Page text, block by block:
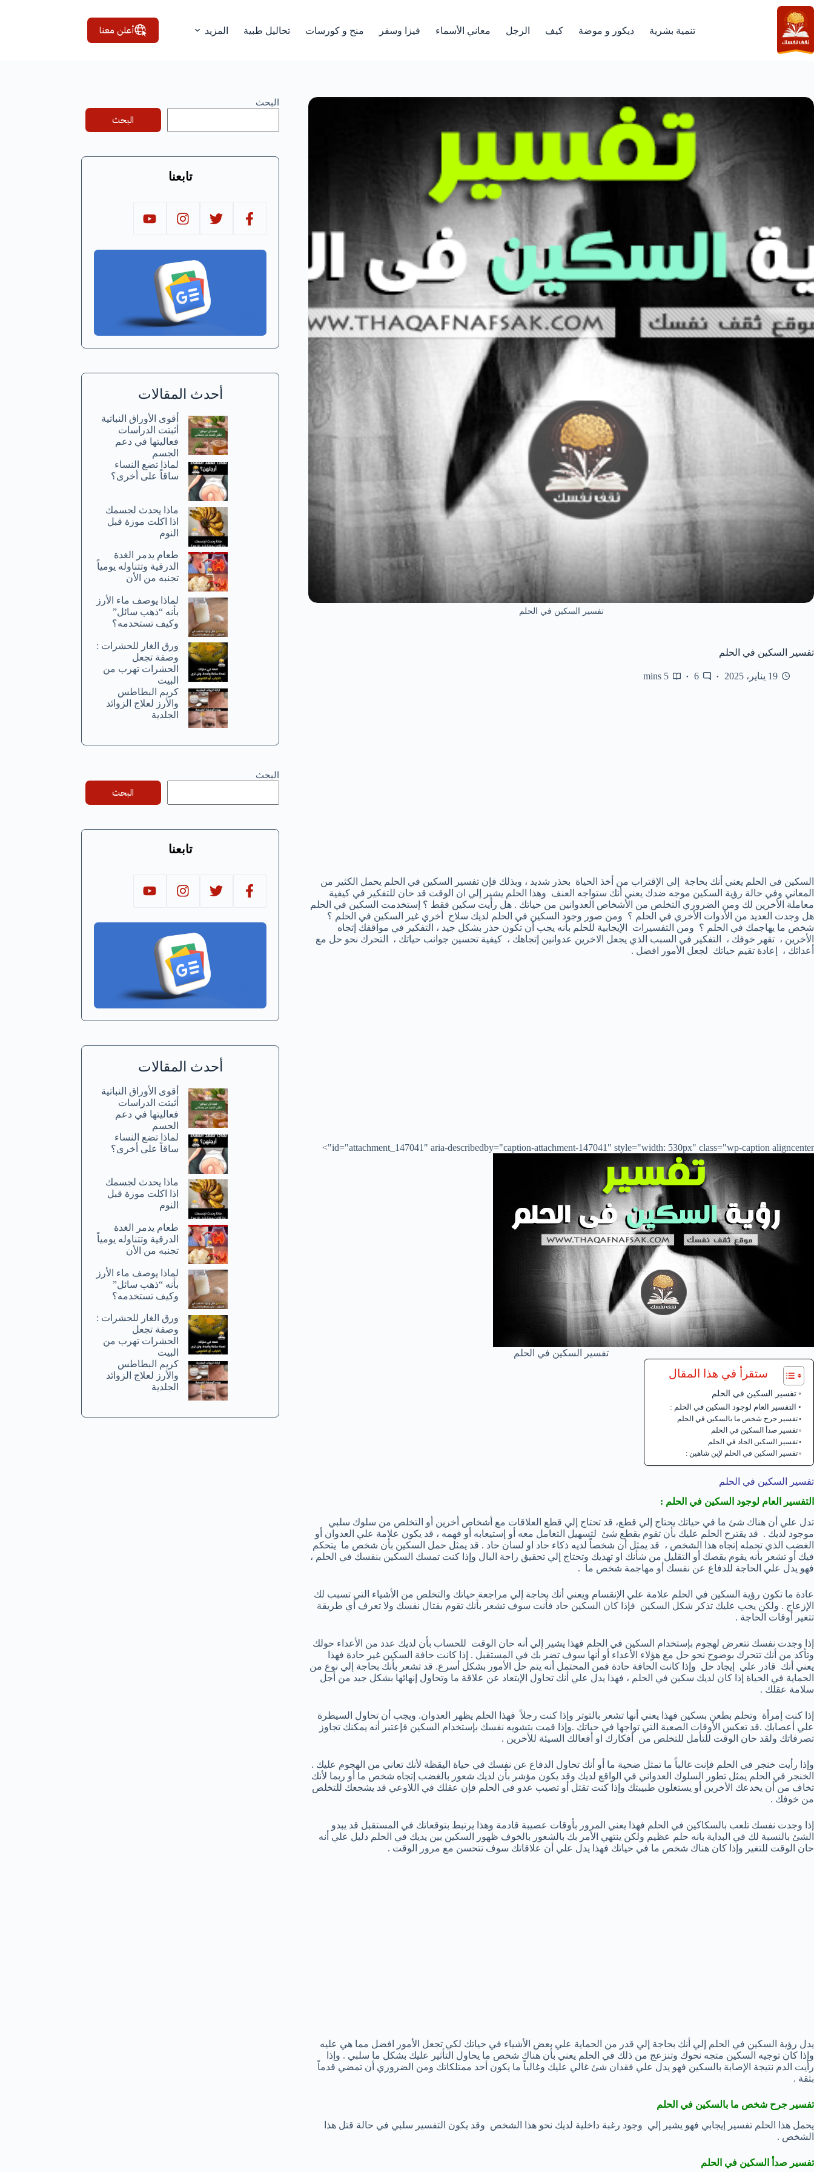
التجاوز
إلى
المحتوى
تنمية بشرية ديكور و موضة كيف الرجل معاني الأسماء فيزا وسفر منح و كورسات تحاليل طبية المزيد أعلن معنا
تفسير السكين في الحلم
تفسير السكين في الحلم
19 يناير، 2025 6
5 mins
السكين في الحلم يعني أنك بحاجة إلي الإقتراب من أخذ الحياة بحذر شديد ، وبذلك فإن تفسير السكين في الحلم يحمل الكثير من
المعاني وفي حالة رؤية السكين موجه ضدك يعني أنك ستواجه العنف وهذا الحلم يشير إلي ان الوقت قد حان للتفكير في كيفية
معاملة الأخرين لك ومن الضروري التخلص من الأشخاص العدوانين من حياتك . هل رأيت سكين فقط ؟ إستخدمت السكين في الحلم
هل وجدت العديد من الأدوات الأخري في الحلم ؟ ومن صور وجود السكين في الحلم لديك سلاح أخري غير السكين في الحلم ؟
شخص ما يهاجمك في الحلم ؟ ومن التفسيرات الإيجابية للحلم بأنه يجب أن تكون حذر بشكل جيد ، التفكير في مواقفك إتجاه
الأخرين ، تقهر خوفك ، التفكير في السبب الذي يجعل الاخرين عدوانين إتجاهك ، كيفية تحسين جوانب حياتك ، التحرك نحو حل مع
أعدائك ، إعادة تقيم حياتك لجعل الأمور افضل .
id="attachment_147041" aria-describedby="caption-attachment-147041" style="width: 530px" class="wp-caption aligncenter">
تفسير السكين في الحلم
ستقرأ في هذا المقال
تفسير السكين في الحلم
التفسير العام لوجود السكين في الحلم :
تفسير جرح شخص ما بالسكين في الحلم
تفسير صدأ السكين في الحلم
تفسير السكين الحاد في الحلم
تفسير السكين في الحلم لإبن شاهين :
تفسير السكين في الحلم
التفسير العام لوجود السكين في الحلم :
تدل علي أن هناك شئ ما في حياتك يحتاج إلي قطع، قد تحتاج إلي قطع العلاقات مع أشخاص أخرين أو التخلص من سلوك سلبي
موجود لديك . قد يقترح الحلم عليك بأن تقوم بقطع شئ لتسهيل التعامل معه أو إستيعابه أو فهمه ، قد يكون علامة علي العدوان أو
الغضب الذي تحمله إتجاه هذا الشخص ، قد يمثل أن شخصاً لديه ذكاء حاد او لسان حاد . قد يمثل حمل السكين بأن شخص ما يتحكم
فيك أو تشعر بأنه يقوم بقصك أو التقليل من شأنك او تهديك وتحتاج إلي تحقيق راحة البال وإذا كنت تمسك السكين بنفسك في الحلم ،
فهو يدل علي الحاجة للدفاع عن نفسك أو مهاجمة شخص ما .
عادة ما تكون رؤية السكين في الحلم علامة علي الإنقسام ويعني أنك بحاجة إلي مراجعة حياتك والتخلص من الأشياء التي تسبب لك
الإزعاج . ولكن يجب عليك تذكر شكل السكين فإذا كان السكين حاد فأنت سوف تشعر بأنك تقوم بقتال نفسك ولا تعرف أي طريقة
تتغير أوقات الحاجة .
إذا وجدت نفسك تتعرض لهجوم بإستخدام السكين في الحلم فهذا يشير إلي أنه حان الوقت للحساب بأن لديك عدد من الأعداء حولك
وتأكد من أنك تتحرك بوضوح نحو حل مع هؤلاء الأعداء أو أنها سوف تضر بك في المستقبل . إذا كانت حافة السكين غير حادة فهذا
يعني أنك قادر علي إيجاد حل وإذا كانت الحافة حادة فمن المحتمل أنه يتم حل الأمور بشكل أسرع. قد تشعر بأنك بحاجة إلي نوع من
الحماية في الحياة إذا كان لديك سكين في الحلم ، فهذا يدل علي أنك تحاول الإبتعاد عن علاقة ما وتحاول إنهائها بشكل جيد من أجل
سلامة عقلك .
إذا كنت إمرأة وتحلم بطعن بسكين فهذا يعني أنها تشعر بالتوتر وإذا كنت رجلاً فهذا الحلم يظهر العدوان. ويجب أن تحاول السيطرة
علي أعصابك .قد تعكس الأوقات الصعبة التي تواجها في حياتك .وإذا قمت بتشويه نفسك بإستخدام السكين فإعتبر أنه يمكنك تجاوز
تصرفاتك ولقد حان الوقت للتأمل للتخلص من أفكارك او أفعالك السيئة للأخرين .
وإذا رأيت خنجر في الحلم فإنت غالباً ما تمثل ضحية ما أو أنك تحاول الدفاع عن نفسك في حياة اليقظة لأنك تعاني من الهجوم عليك .
الخنجر في الحلم يمثل تطور السلوك العدواني في الواقع لديك وقد يكون مؤشر بأن لديك شعور بالغضب إتجاه شخص ما أو ربما لأنك
تخاف من أن يخدعك الأخرين أو يستغلون طبيبتك وإذا كنت تقتل أو تصيب عدو في الحلم فإن عقلك في اللاوعي قد يشجعك للتخلص
من خوفك .
إذا وجدت نفسك تلعب بالسكاكين في الحلم فهذا يعني المرور بأوقات عصيبة قادمة وهذا يرتبط بتوقعاتك في المستقبل قد يبدو
الشئ بالنسبة لك في البداية بانه حلم عظيم ولكن ينتهي الأمر بك بالشعور بالخوف ظهور السكين بين يديك في الحلم دليل علي أنه
حان الوقت للتغير وإذا كان هناك شخص ما في حياتك فهذا يدل علي أن علاقاتك سوف تتحسن مع مرور الوقت .
يدل رؤية السكين في الحلم إلي أنك بحاجة إلي قدر من الحماية علي بعض الأشياء في حياتك لكي تجعل الأمور افضل مما هي عليه
وإذا كان توجيه السكين متجه نحوك وتنزعج من ذلك في الحلم يعني بأن هناك شخص ما يحاول التأثير عليك بشكل ما سلبي . وإذا
رأيت الدم نتيجة الإصابة بالسكين فهو يدل علي فقدان شئ غالي عليك وغالباً ما يكون أحد ممتلكاتك ومن الضروري أن تمضي قدماً
بثقة .
تفسير جرح شخص ما بالسكين في الحلم
يحمل هذا الحلم تفسير إيجابي فهو يشير إلي وجود رغبة داخلية لديك نحو هذا الشخص وقد يكون التفسير سلبي في حالة قتل هذا
الشخص .
تفسير صدأ السكين في الحلم
البحث
البحث
تابعنا
أحدث المقالات
أقوى الأوراق النباتية
أثبتت الدراسات
فعاليتها في دعم
الجسم
لماذا تضع النساء
ساقاً على أخرى؟
ماذا يحدث لجسمك
اذا اكلت موزة قبل
النوم
طعام يدمر الغدة
الدرقية وتتناوله يومياً
تجنبه من الأن
لماذا يوصف ماء الأرز
بأنه “ذهب سائل”
وكيف تستخدمه؟
ورق الغار للحشرات :
وصفة تجعل
الحشرات تهرب من
البيت
كريم البطاطس
والأرز لعلاج الزوائد
الجلدية
البحث
البحث
تابعنا
أحدث المقالات
أقوى الأوراق النباتية
أثبتت الدراسات
فعاليتها في دعم
الجسم
لماذا تضع النساء
ساقاً على أخرى؟
ماذا يحدث لجسمك
اذا اكلت موزة قبل
النوم
طعام يدمر الغدة
الدرقية وتتناوله يومياً
تجنبه من الأن
لماذا يوصف ماء الأرز
بأنه “ذهب سائل”
وكيف تستخدمه؟
ورق الغار للحشرات :
وصفة تجعل
الحشرات تهرب من
البيت
كريم البطاطس
والأرز لعلاج الزوائد
الجلدية